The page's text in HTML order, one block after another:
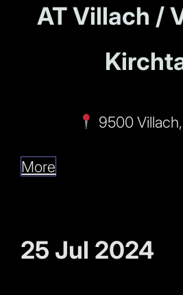
AT Villach /
9500
More
25 Jul 2024